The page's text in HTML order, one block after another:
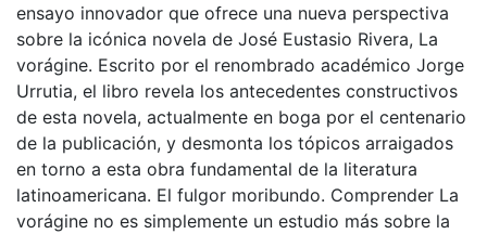
ensayo innovador que ofrece una nueva perspectiva
sobre la icónica novela de José Eustasio Rivera, La
vorágine. Escrito por el renombrado académico Jorge
Urrutia, el libro revela los antecedentes constructivos
de esta novela, actualmente en boga por el centenario
de la publicación, y desmonta los tópicos arraigados
en torno a esta obra fundamental de la literatura
latinoamericana. El fulgor moribundo. Comprender La
vorágine no es simplemente un estudio más sobre la